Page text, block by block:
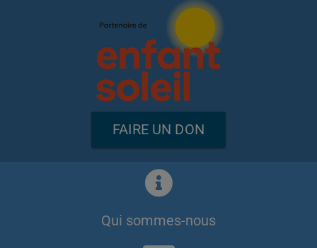
FAIRE UN DON
Qui sommes-nous